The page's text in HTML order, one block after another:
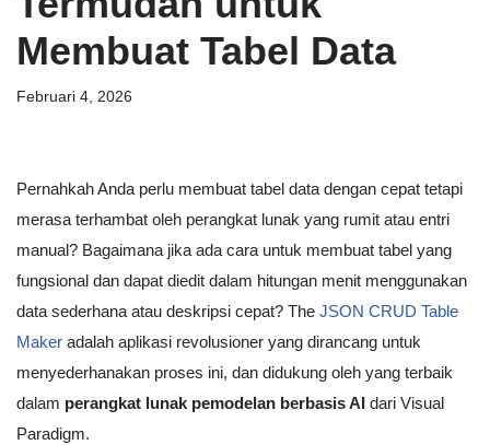
Membuat Tabel Data
Februari 4, 2026
Pernahkah Anda perlu membuat tabel data dengan cepat tetapi
merasa terhambat oleh perangkat lunak yang rumit atau entri
manual? Bagaimana jika ada cara untuk membuat tabel yang
fungsional dan dapat diedit dalam hitungan menit menggunakan
data sederhana atau deskripsi cepat? The JSON CRUD Table
Maker adalah aplikasi revolusioner yang dirancang untuk
menyederhanakan proses ini, dan didukung oleh yang terbaik
dalam perangkat lunak pemodelan berbasis AI dari Visual
Paradigm.